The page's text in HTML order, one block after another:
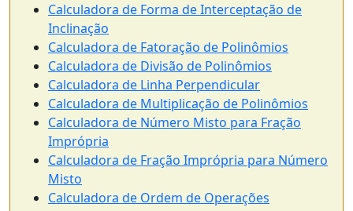
Calculadora de Forma de Interceptação de
Inclinação
Calculadora de Fatoração de Polinômios
Calculadora de Divisão de Polinômios
Calculadora de Linha Perpendicular
Calculadora de Multiplicação de Polinômios
Calculadora de Número Misto para Fração
Imprópria
Calculadora de Fração Imprópria para Número
Misto
Calculadora de Ordem de Operações